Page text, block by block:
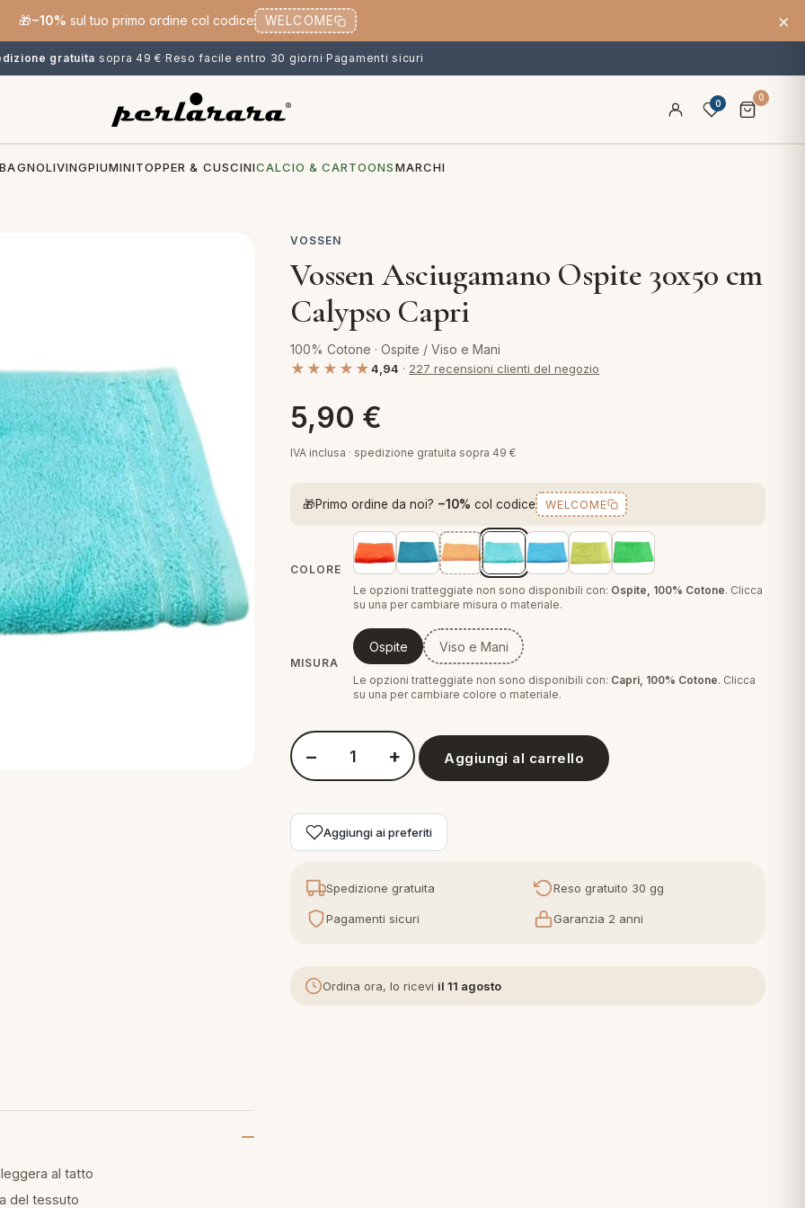
🎁−10% sul tuo primo ordine col codice WELCOME ×
gratuita sopra 49 €·Reso facile entro 30 giorni·Pagamenti sicuri
0
0
BAGNOLIVINGPIUMINITOPPER & CUSCINICALCIO & CARTOONSMARCHI
VOSSEN
Vossen Asciugamano Ospite 30x50 cm
Calypso Capri
100% Cotone · Ospite / Viso e Mani
★★★★★4,94 · 227 recensioni clienti del negozio
5,90 €
IVA inclusa · spedizione gratuita sopra 49 €
🎁Primo ordine da noi? −10% col codice WELCOME
COLORE
Le opzioni tratteggiate non sono disponibili con: Ospite, 100% Cotone. Clicca
su una per cambiare misura o materiale.
MISURA
Ospite Viso e Mani
Le opzioni tratteggiate non sono disponibili con: Capri, 100% Cotone. Clicca
su una per cambiare colore o materiale.
Quantità Vossen Asciugamani Viso e mani ospite o telo bagno Calypso
− + Aggiungi al carrello
Aggiungi ai preferiti
Spedizione gratuita Reso gratuito 30 gg
Pagamenti sicuri Garanzia 2 anni
Ordina ora, lo ricevi il 11 agosto
al tatto
del tessuto